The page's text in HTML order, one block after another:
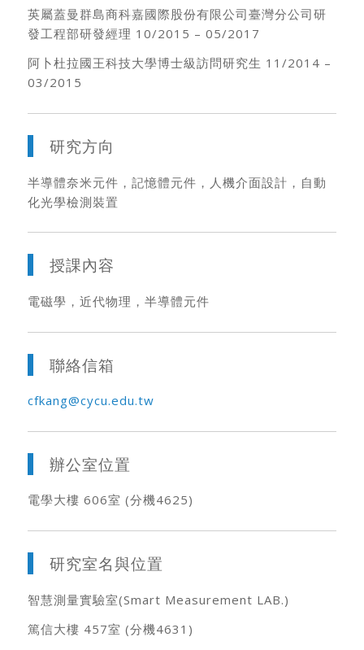
英屬蓋曼群島商科嘉國際股份有限公司臺灣分公司研
發工程部研發經理 10/2015 – 05/2017
阿卜杜拉國王科技大學博士級訪問研究生 11/2014 –
03/2015
研究方向
半導體奈米元件，記憶體元件，人機介面設計，自動
化光學檢測裝置
授課內容
電磁學，近代物理，半導體元件
聯絡信箱
cfkang@cycu.edu.tw
辦公室位置
電學大樓 606室 (分機4625)
研究室名與位置
智慧測量實驗室(Smart Measurement LAB.)
篤信大樓 457室 (分機4631)